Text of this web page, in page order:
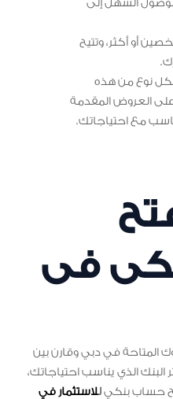
السهل إلى
أو أكثر، وتتيح
بكل نوع من هذه
على العروض المقدمة
مع احتياجاتك.
فى
المتاحة في دبي وقارن بين
البنك الذي يناسب احتياجاتك،
حساب بنكيللاستثمار في